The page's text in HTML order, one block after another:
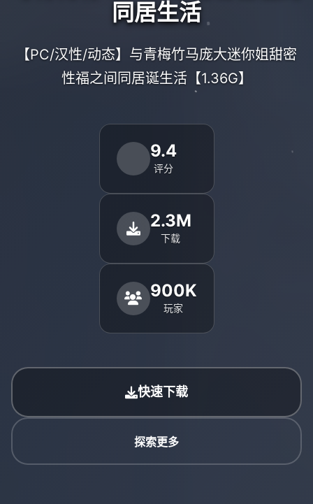
同居生活
【PC/汉性/动态】与青梅竹马庞大迷你姐甜密
性福之间同居诞生活【1.36G】
9.4
评分
2.3M
下载
900K
玩家
快速下载
探索更多